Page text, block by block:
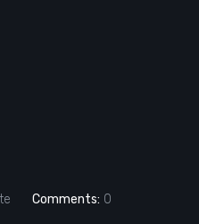
Comments: 0